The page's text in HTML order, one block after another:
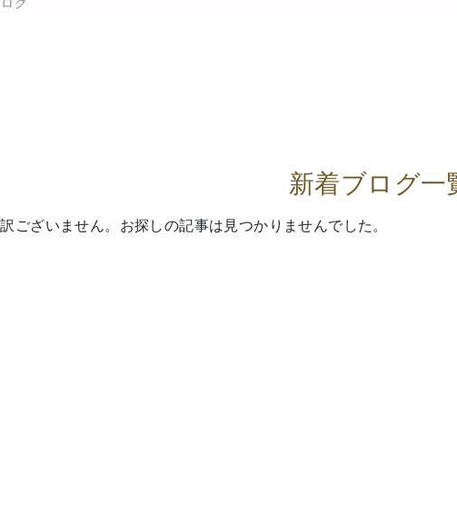
新着ブログ一
ございません。お探しの記事は見つかりませんでした。